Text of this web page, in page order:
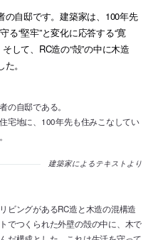
の自邸です。建築家は、100年先
る“堅牢”と変化に応答する“寛
して、RC造の“殻”の中に木造
。
の自邸である。
宅地に、100年先も住みこなしてい
建築家によるテキストより
ビングがあるRC造と木造の混構造
でつくられた外壁の殻の中に、木で